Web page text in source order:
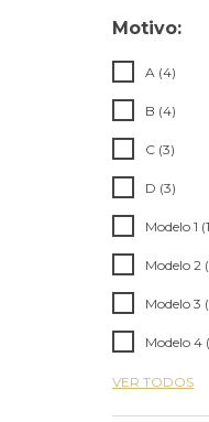
Motivo:
A (4)
B (4)
C (3)
D (3)
Modelo 1
Modelo 2
Modelo 3
Modelo 4
VER TODOS